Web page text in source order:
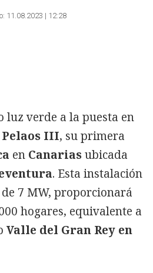
11.08.2023 | 12:28
luz verde a la puesta en
III, su primera
en Canariasubicada
. Esta instalación
7 MW, proporcionará
hogares, equivalente a
Valle del Gran Rey en